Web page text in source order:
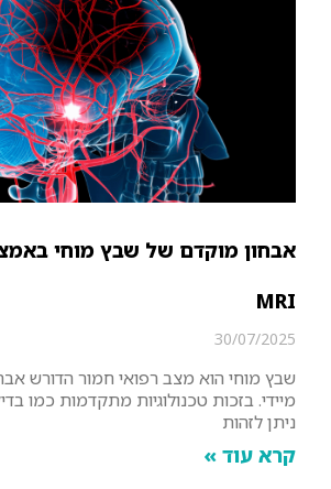
MRI
30/07/2025
שבץ מוחי הוא מצב רפואי חמור הדורש
ניתן לזהות
קרא עוד »